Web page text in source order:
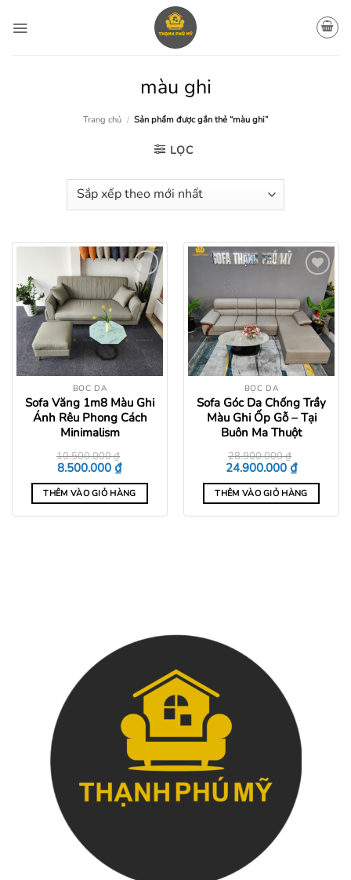
qua
màu ghi
Trang chủ / Sản phẩm được gắn thẻ “màu ghi”
LỌC
Add to
wishlist
BỌC DA
Sofa Văng 1m8 Màu Ghi
Ánh Rêu Phong Cách
Minimalism
10.500.000₫
Giá
gốc
là:
10.500.000 ₫.
8.500.000 ₫Giá
tại
là:
8.500.000 ₫.
THÊM VÀO GIỎ HÀNG
wishlist
BỌC DA
Sofa Góc Da Chống Trầy
Màu Ghi Ốp Gỗ – Tại
Buôn Ma Thuột
28.900.000₫
Giá
gốc
là:
28.900.000 ₫.
24.900.000 ₫Giá
hiện
tại
là:
THÊM VÀO GIỎ HÀNG